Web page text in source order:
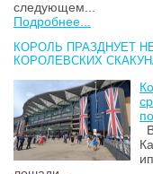
следующем...
Подробнее...
КОРОЛЬ ПРАЗДНУЕТ
КОРОЛЕВСКИХ